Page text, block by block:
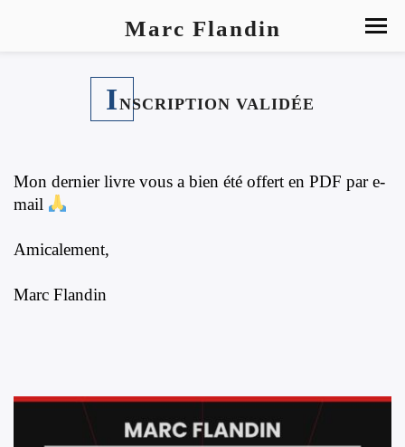
Marc Flandin
INSCRIPTION VALIDÉE
Mon dernier livre vous a bien été offert en PDF par e-
mail
Amicalement,
Marc Flandin